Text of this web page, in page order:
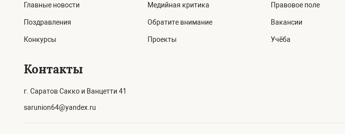
Главные новости
Поздравления
Конкурсы
Медийная критика
Обратите внимание
Проекты
Правовое поле
Вакансии
Учёба
Контакты
г. Саратов Сакко и Ванцетти 41
sarunion64@yandex.ru